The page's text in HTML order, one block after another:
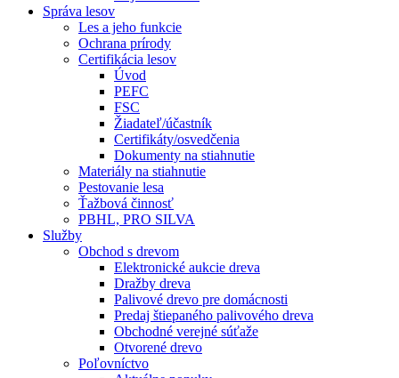
Správa lesov
Les a jeho funkcie
Ochrana prírody
Certifikácia lesov
Úvod
PEFC
FSC
Žiadateľ/účastník
Certifikáty/osvedčenia
Dokumenty na stiahnutie
Materiály na stiahnutie
Pestovanie lesa
Ťažbová činnosť
PBHL, PRO SILVA
Služby
Obchod s drevom
Elektronické aukcie dreva
Dražby dreva
Palivové drevo pre domácnosti
Predaj štiepaného palivového dreva
Obchodné verejné súťaže
Otvorené drevo
Poľovníctvo